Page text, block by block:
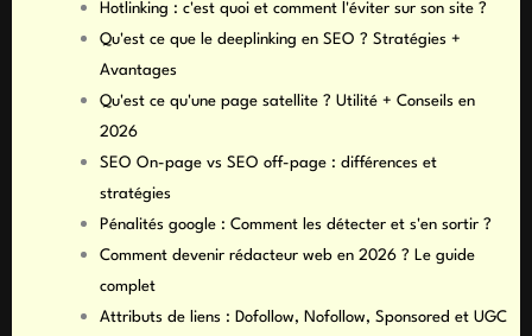
Hotlinking : c'est quoi et comment l'éviter sur son site ?
Qu'est ce que le deeplinking en SEO ? Stratégies +
Avantages
Qu'est ce qu'une page satellite ? Utilité + Conseils en
2026
SEO On-page vs SEO off-page : différences et
stratégies
Pénalités google : Comment les détecter et s'en sortir ?
Comment devenir rédacteur web en 2026 ? Le guide
complet
Attributs de liens : Dofollow, Nofollow, Sponsored et UGC